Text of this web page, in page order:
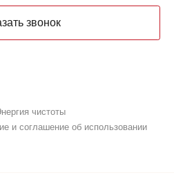
звонок
чистоты
и соглашение об использовании